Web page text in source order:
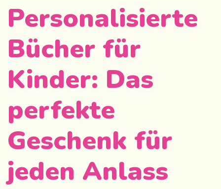
Personalisierte
Bücher für
Kinder: Das
perfekte
Geschenk für
jeden Anlass